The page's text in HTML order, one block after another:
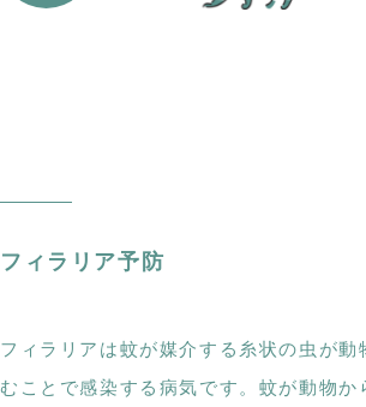
フィラリア予防
フィラリアは蚊が媒介する糸状の虫が動
むことで感染する病気です。蚊が動物か